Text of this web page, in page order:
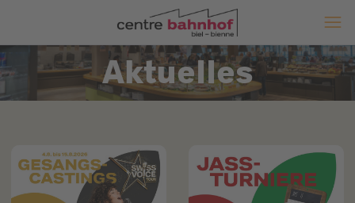
Aktuelles